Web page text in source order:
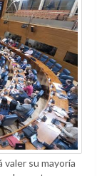
valer su mayoría